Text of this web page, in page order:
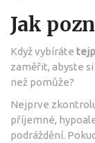
Jak
Když vybíráte tejp
zaměřit, abyste
než pomůže?
Nejprve
příjemné,
podráždění.